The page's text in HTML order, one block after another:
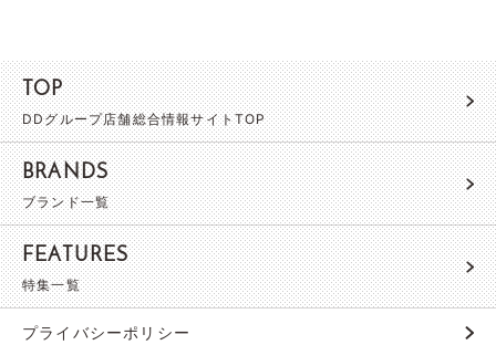
TOP
DDグループ店舗総合情報サイトTOP
BRANDS
ブランド一覧
FEATURES
特集一覧
プライバシーポリシー